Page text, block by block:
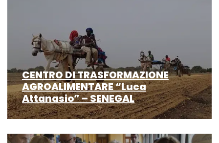
CENTRO DI TRASFORMAZIONE
AGROALIMENTARE “Luca
Attanasio” – SENEGAL